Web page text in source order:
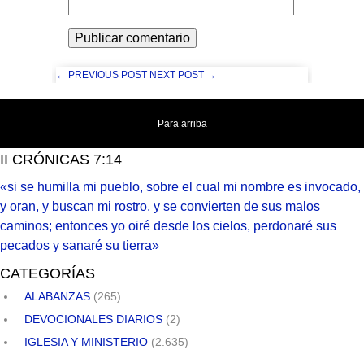
← PREVIOUS POST NEXT POST →
Para arriba
II CRÓNICAS 7:14
«si se humilla mi pueblo, sobre el cual mi nombre es invocado,
y oran, y buscan mi rostro, y se convierten de sus malos
caminos; entonces yo oiré desde los cielos, perdonaré sus
pecados y sanaré su tierra»
CATEGORÍAS
ALABANZAS (265)
DEVOCIONALES DIARIOS (2)
IGLESIA Y MINISTERIO (2.635)